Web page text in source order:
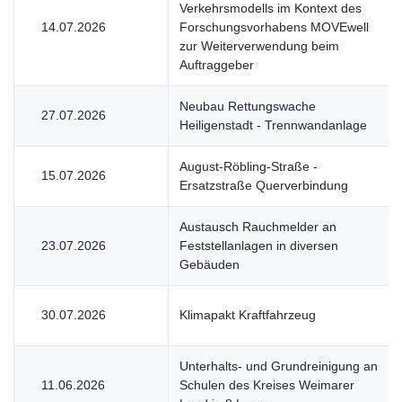
14.07.2026
Verkehrsmodells im Kontext des
Forschungsvorhabens MOVEwell
zur Weiterverwendung beim
Auftraggeber
27.07.2026
Neubau Rettungswache
Heiligenstadt - Trennwandanlage
15.07.2026
August-Röbling-Straße -
Ersatzstraße Querverbindung
23.07.2026
Austausch Rauchmelder an
Feststellanlagen in diversen
Gebäuden
30.07.2026 Klimapakt Kraftfahrzeug
11.06.2026
Unterhalts- und Grundreinigung an
Schulen des Kreises Weimarer